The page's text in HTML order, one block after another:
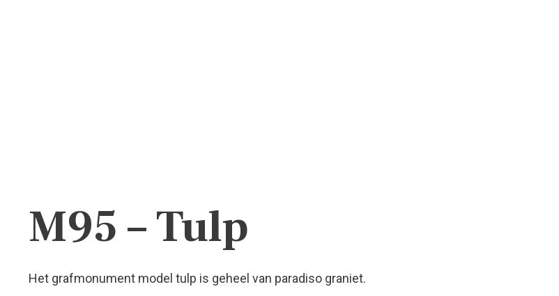
M95 – Tulp
Het grafmonument model tulp is geheel van paradiso graniet.